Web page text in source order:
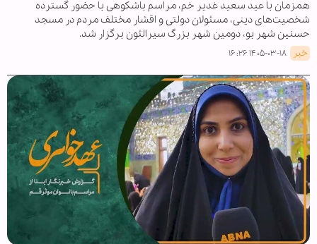
همزمان با عید سعید غدیر خم، مراسم باشکوهی با حضور گسترده
شخصیت‌های دینی، مسئولان دولتی و اقشار مختلف مردم در مسجد
حسنین شهر بو، دومین شهر بزرگ سیرالئون برگزار شد.
خبر ۱۴۰۵-۰۳-۱۸ ۱۶:۲۶